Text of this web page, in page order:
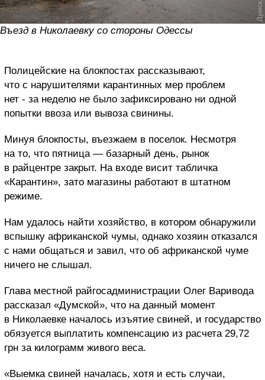
Въезд в Николаевку со стороны Одессы
Полицейские на блокпостах рассказывают,
что с нарушителями карантинных мер проблем
нет - за неделю не было зафиксировано ни одной
попытки ввоза или вывоза свинины.
Минуя блокпосты, въезжаем в поселок. Несмотря
на то, что пятница — базарный день, рынок
в райцентре закрыт. На входе висит табличка
«Карантин», зато магазины работают в штатном
режиме.
Нам удалось найти хозяйство, в котором обнаружили
вспышку африканской чумы, однако хозяин отказался
с нами общаться и завил, что об африканской чуме
ничего не слышал.
Глава местной райгосадминистрации Олег Варивода
рассказал «Думской», что на данный момент
в Николаевке началось изъятие свиней, и государство
обязуется выплатить компенсацию из расчета 29,72
грн за килограмм живого веса.
«Выемка свиней началась, хотя и есть случаи,